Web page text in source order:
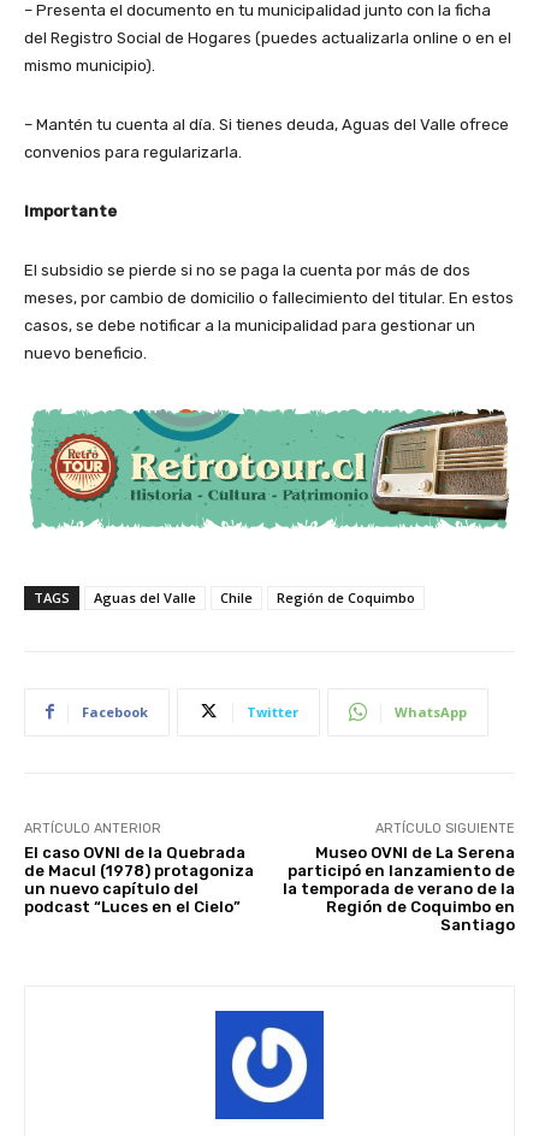
– Presenta el documento en tu municipalidad junto con la ficha
del Registro Social de Hogares (puedes actualizarla online o en el
mismo municipio).
– Mantén tu cuenta al día. Si tienes deuda, Aguas del Valle ofrece
convenios para regularizarla.
Importante
El subsidio se pierde si no se paga la cuenta por más de dos
meses, por cambio de domicilio o fallecimiento del titular. En estos
casos, se debe notificar a la municipalidad para gestionar un
nuevo beneficio.
TAGS Aguas del Valle Chile Región de Coquimbo
Facebook Twitter WhatsApp
ARTÍCULO ANTERIOR
El caso OVNI de la Quebrada
de Macul (1978) protagoniza
un nuevo capítulo del
podcast “Luces en el Cielo”
ARTÍCULO SIGUIENTE
Museo OVNI de La Serena
participó en lanzamiento de
la temporada de verano de la
Región de Coquimbo en
Santiago